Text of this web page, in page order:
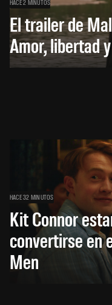
HACE 2 MINUTOS
El trailer de
Amor, libertad
HACE 32 MINUTOS
Kit Connor
convertirse en
Men